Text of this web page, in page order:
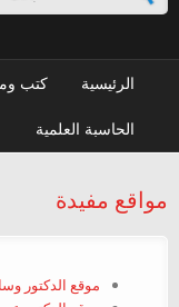
استمارة البحث
الرئيسية كتب
الحاسبة العلمية
مواقع مفيدة
موقع الدكتور